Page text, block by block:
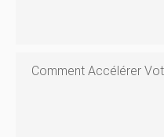
Comment Accélérer